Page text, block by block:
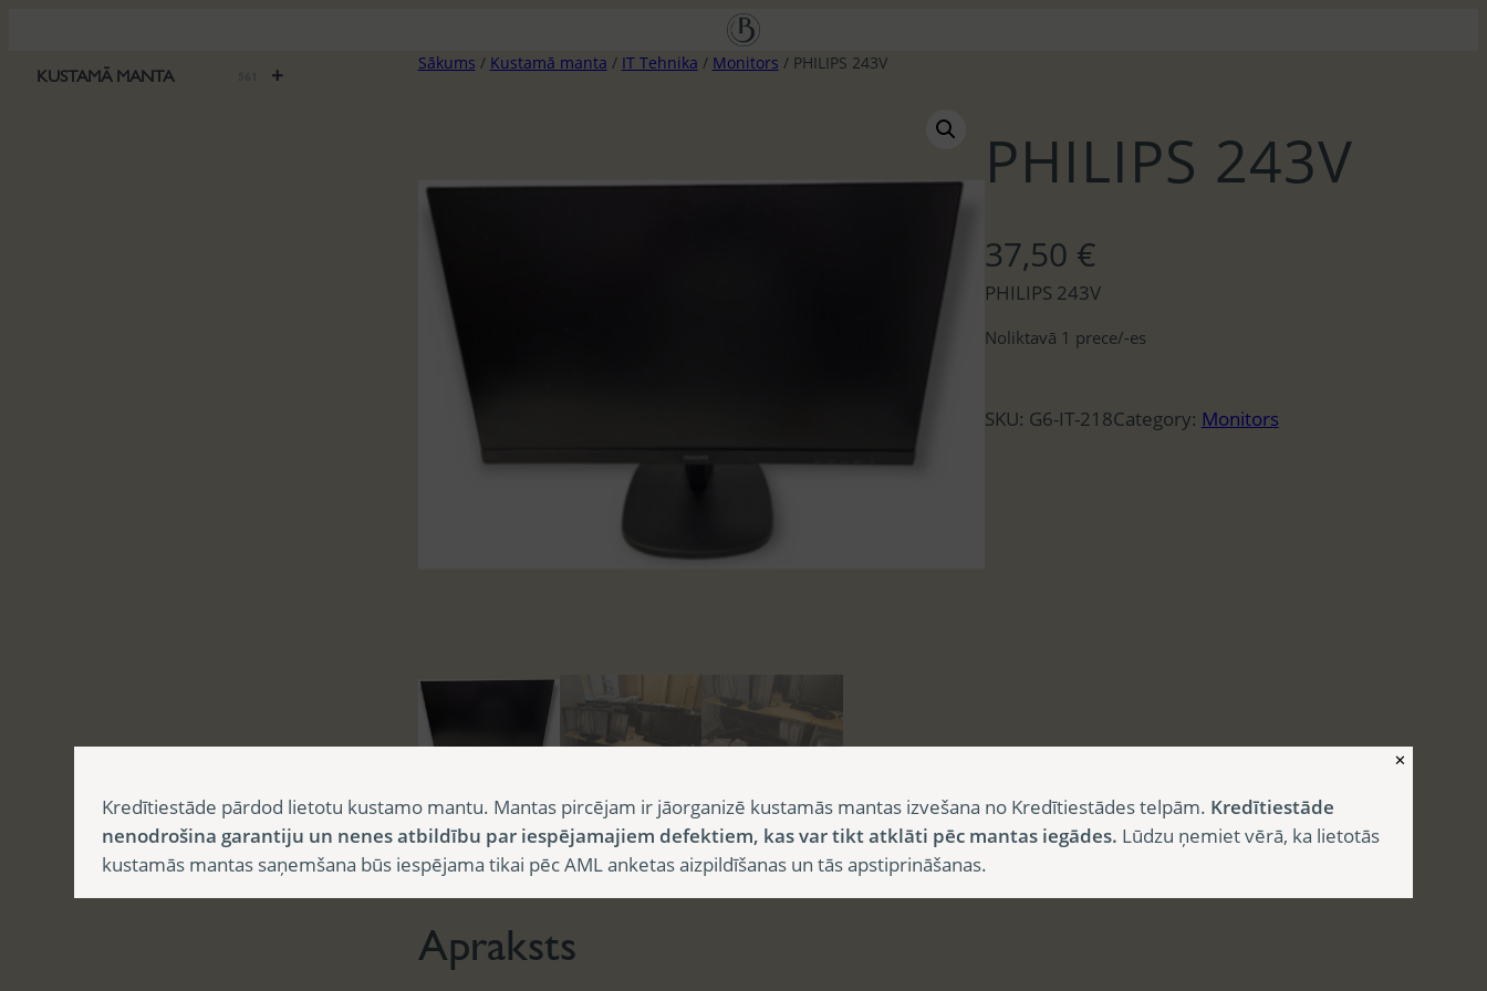
saturu
+
KUSTAMĀ MANTA
Sākums / Kustamā manta / IT Tehnika / Monitors / PHILIPS 243V
PHILIPS 243V
37,50 €
PHILIPS 243V
Noliktavā 1 prece/-es
SKU: G6-IT-218Category: Monitors
Apraksts Papildu informācija
Apraksts
✕
Kredītiestāde pārdod lietotu kustamo mantu. Mantas pircējam ir jāorganizē kustamās mantas izvešana no Kredītiestādes telpām. Kredītiestāde
nenodrošina garantiju un nenes atbildību par iespējamajiem defektiem, kas var tikt atklāti pēc mantas iegādes. Lūdzu ņemiet vērā, ka lietotās
kustamās mantas saņemšana būs iespējama tikai pēc AML anketas aizpildīšanas un tās apstiprināšanas.